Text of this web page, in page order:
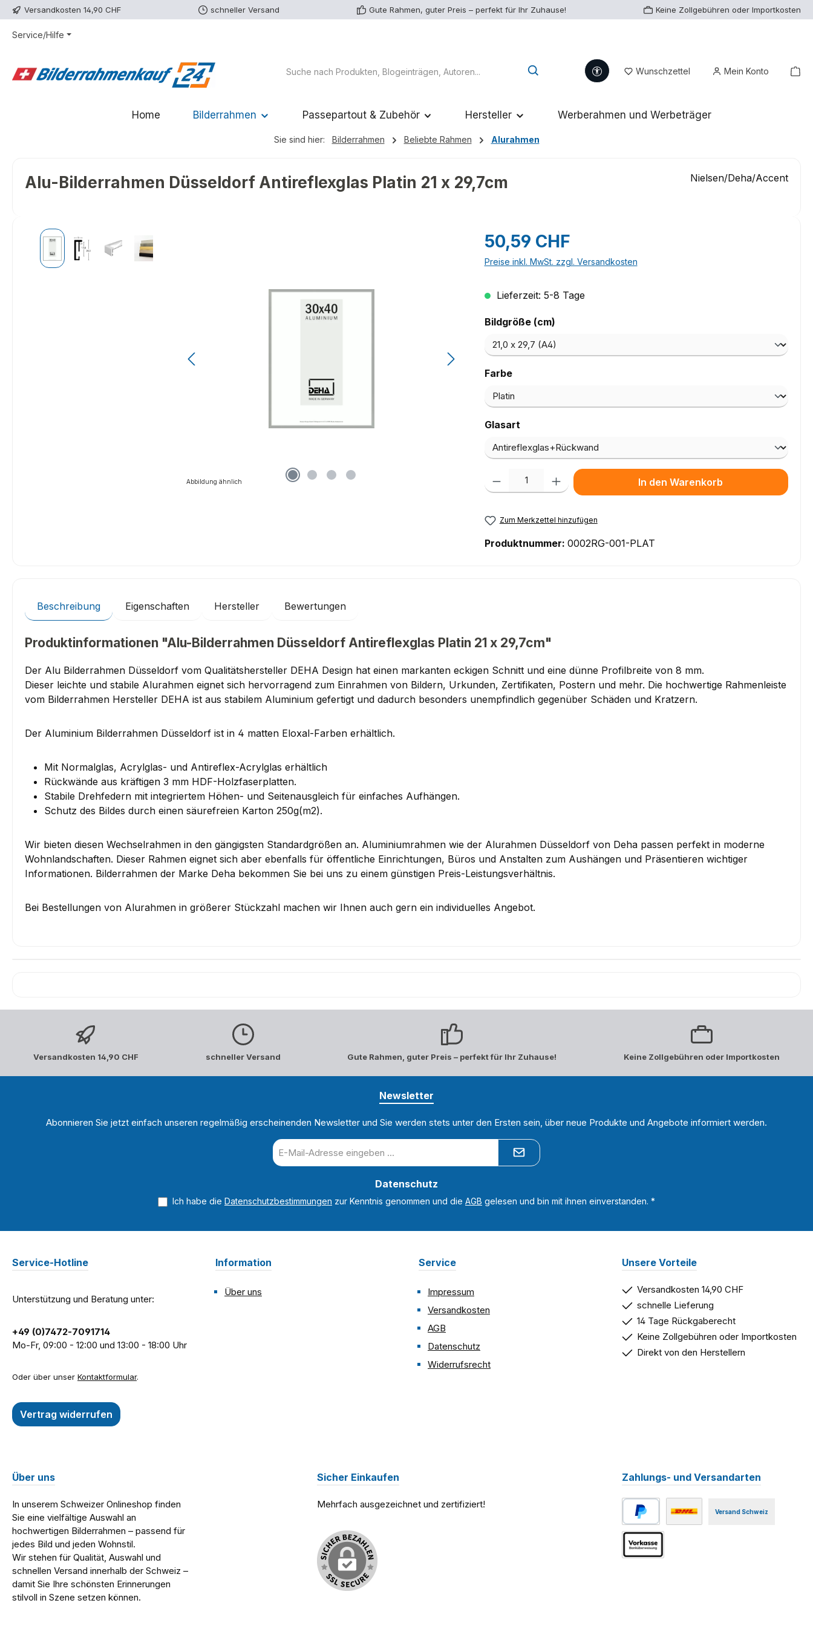
Hauptinhalt springen
Zur Suche springen
Zur Hauptnavigation springen
Versandkosten 14,90 CHF schneller Versand Gute Rahmen, guter Preis – perfekt für Ihr Zuhause! Keine Zollgebühren oder Importkosten
Service/Hilfe
Werkzeugleiste anzeigen
Wunschzettel Du hast 0 Produkte auf dem
Mein Konto
Home Bilderrahmen Passepartout & Zubehör Hersteller Werberahmen und Werbeträger
Sie sind hier: Bilderrahmen Beliebte Rahmen Alurahmen
Alu-Bilderrahmen Düsseldorf Antireflexglas Platin 21 x 29,7cm Nielsen/Deha/Accent
Abbildung ähnlich
Regulärer Preis:
50,59 CHF
Preise inkl. MwSt. zzgl. Versandkosten
Lieferzeit: 5-8 Tage
Bildgröße (cm)auswählen
Farbeauswählen
Glasartauswählen
Produkt Anzahl: Gib den gewünschten Wert ein oder benutze die Schaltflächen
In den Warenkorb
Zum Merkzettel hinzufügen
Produktnummer: 0002RG-001-PLAT
Beschreibung Eigenschaften Hersteller Bewertungen
Produktinformationen "Alu-Bilderrahmen Düsseldorf Antireflexglas Platin 21 x 29,7cm"
Der Alu Bilderrahmen Düsseldorf vom Qualitätshersteller DEHA Design hat einen markanten eckigen Schnitt und eine dünne Profilbreite von 8 mm.
Dieser leichte und stabile Alurahmen eignet sich hervorragend zum Einrahmen von Bildern, Urkunden, Zertifikaten, Postern und mehr. Die hochwertige Rahmenleiste
vom Bilderrahmen Hersteller DEHA ist aus stabilem Aluminium gefertigt und dadurch besonders unempfindlich gegenüber Schäden und Kratzern.
Der Aluminium Bilderrahmen Düsseldorf ist in 4 matten Eloxal-Farben erhältlich.
Mit Normalglas, Acrylglas- und Antireflex-Acrylglas erhältlich
Rückwände aus kräftigen 3 mm HDF-Holzfaserplatten.
Stabile Drehfedern mit integriertem Höhen- und Seitenausgleich für einfaches Aufhängen.
Schutz des Bildes durch einen säurefreien Karton 250g(m2).
Wir bieten diesen Wechselrahmen in den gängigsten Standardgrößen an. Aluminiumrahmen wie der Alurahmen Düsseldorf von Deha passen perfekt in moderne
Wohnlandschaften. Dieser Rahmen eignet sich aber ebenfalls für öffentliche Einrichtungen, Büros und Anstalten zum Aushängen und Präsentieren wichtiger
Informationen. Bilderrahmen der Marke Deha bekommen Sie bei uns zu einem günstigen Preis-Leistungsverhältnis.
Bei Bestellungen von Alurahmen in größerer Stückzahl machen wir Ihnen auch gern ein individuelles Angebot.
Versandkosten 14,90 CHF schneller Versand Gute Rahmen, guter Preis – perfekt für Ihr Zuhause! Keine Zollgebühren oder Importkosten
Newsletter
Abonnieren Sie jetzt einfach unseren regelmäßig erscheinenden Newsletter und Sie werden stets unter den Ersten sein, über neue Produkte und Angebote informiert werden.
E-
Mail-
Datenschutz
Ich habe die Datenschutzbestimmungen zur Kenntnis genommen und die AGB gelesen und bin mit ihnen einverstanden. *
Service-Hotline
Unterstützung und Beratung unter:
+49 (0)7472-7091714
Mo-Fr, 09:00 - 12:00 und 13:00 - 18:00 Uhr
Oder über unser Kontaktformular.
Vertrag widerrufen
Information
Über uns
Service
Impressum
Versandkosten
AGB
Datenschutz
Widerrufsrecht
Unsere Vorteile
Versandkosten 14,90 CHF
schnelle Lieferung
14 Tage Rückgaberecht
Keine Zollgebühren oder Importkosten
Direkt von den Herstellern
Über uns
In unserem Schweizer Onlineshop finden
Sie eine vielfältige Auswahl an
hochwertigen Bilderrahmen – passend für
jedes Bild und jeden Wohnstil.
Wir stehen für Qualität, Auswahl und
schnellen Versand innerhalb der Schweiz –
damit Sie Ihre schönsten Erinnerungen
stilvoll in Szene setzen können.
Sicher Einkaufen
Mehrfach ausgezeichnet und zertifiziert!
Zahlungs- und Versandarten
PayPal
Versand Schweiz